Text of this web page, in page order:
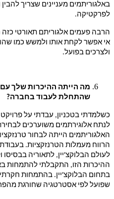
באלגוריתמים מעניינים שצריך
לפרקטיקה.
הרבה פעמים אלגוריתם תאורטי
אי אפשר לקחת אותו ולמשש כמו
ולצרכים בפועל.
מה הייתה ההיכרות שלך עם
שהתחלת לעבוד בחברה?
כשלמדתי בטכניון, עבדתי על
לנתח אלוגירתמים משוערכים
האלגוריתמים הייתה לבחור
הרווח מעמלות הטרנזקציות.
לעולם הבלוקצ'יין, לתאוריה
ההיכרות הזו, התקבלתי להתמחות
בתחום הבלוקצ'יין. בהתמחות
שפועל לפי אסטרטגיה שחורגת